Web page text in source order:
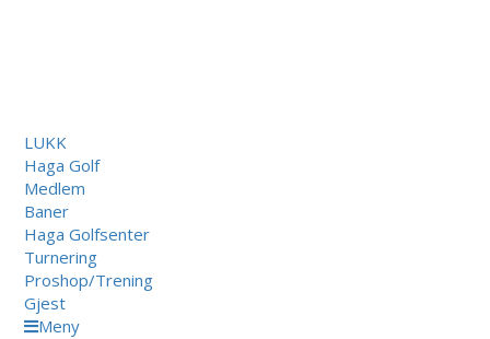
LUKK
Haga Golf
Medlem
Baner
Haga Golfsenter
Turnering
Proshop/Trening
Gjest
Meny